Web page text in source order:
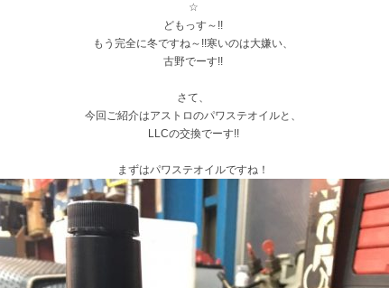
☆
どもっす～!!
もう完全に冬ですね～!!寒いのは大嫌い、
古野でーす!!
さて、
今回ご紹介はアストロのパワステオイルと、
LLCの交換でーす!!
まずはパワステオイルですね！